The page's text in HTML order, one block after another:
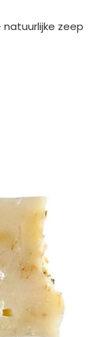
zeep